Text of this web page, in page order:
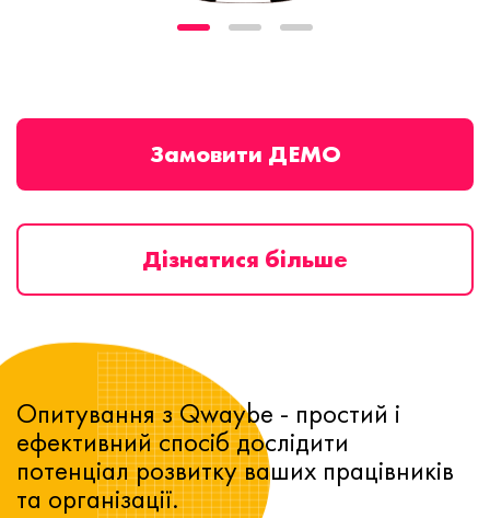
Замовити ДЕМО
Дізнатися більше
Опитування з Qwaybe - простий і
ефективний спосіб дослідити
потенціал розвитку ваших працівників
та організації.